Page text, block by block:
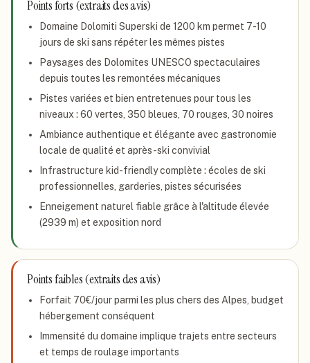
Points forts (extraits des avis)
Domaine Dolomiti Superski de 1200 km permet 7-10
jours de ski sans répéter les mêmes pistes
Paysages des Dolomites UNESCO spectaculaires
depuis toutes les remontées mécaniques
Pistes variées et bien entretenues pour tous les
niveaux : 60 vertes, 350 bleues, 70 rouges, 30 noires
Ambiance authentique et élégante avec gastronomie
locale de qualité et après-ski convivial
Infrastructure kid-friendly complète : écoles de ski
professionnelles, garderies, pistes sécurisées
Enneigement naturel fiable grâce à l'altitude élevée
(2939 m) et exposition nord
Points faibles (extraits des avis)
Forfait 70€/jour parmi les plus chers des Alpes, budget
hébergement conséquent
Immensité du domaine implique trajets entre secteurs
et temps de roulage importants